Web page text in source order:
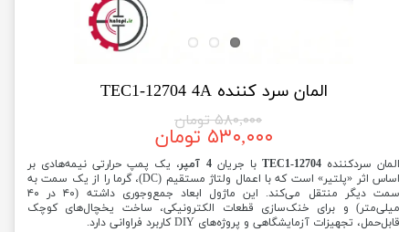
المان سرد کننده TEC1-12704 4A
۵۸۰,۰۰۰ تومان
۵۳۰,۰۰۰ تومان
المان سردکنندهTEC1-12704 با جریان4 آمپر
، یک پمپ حرارتی نیمه‌هادی بر
اساس اثر «پلتیر» است که با اعمال ولتاژ مستقیم (DC)، گرما را از یک سمت به
سمت دیگر منتقل می‌کند. این ماژول ابعاد جمع‌وجوری داشته (۴۰ در ۴۰
میلی‌متر) و برای خنک‌سازی قطعات الکترونیکی، ساخت یخچال‌های کوچک
قابل‌حمل، تجهیزات آزمایشگاهی و پروژه‌های DIY کاربرد فراوانی دارد.